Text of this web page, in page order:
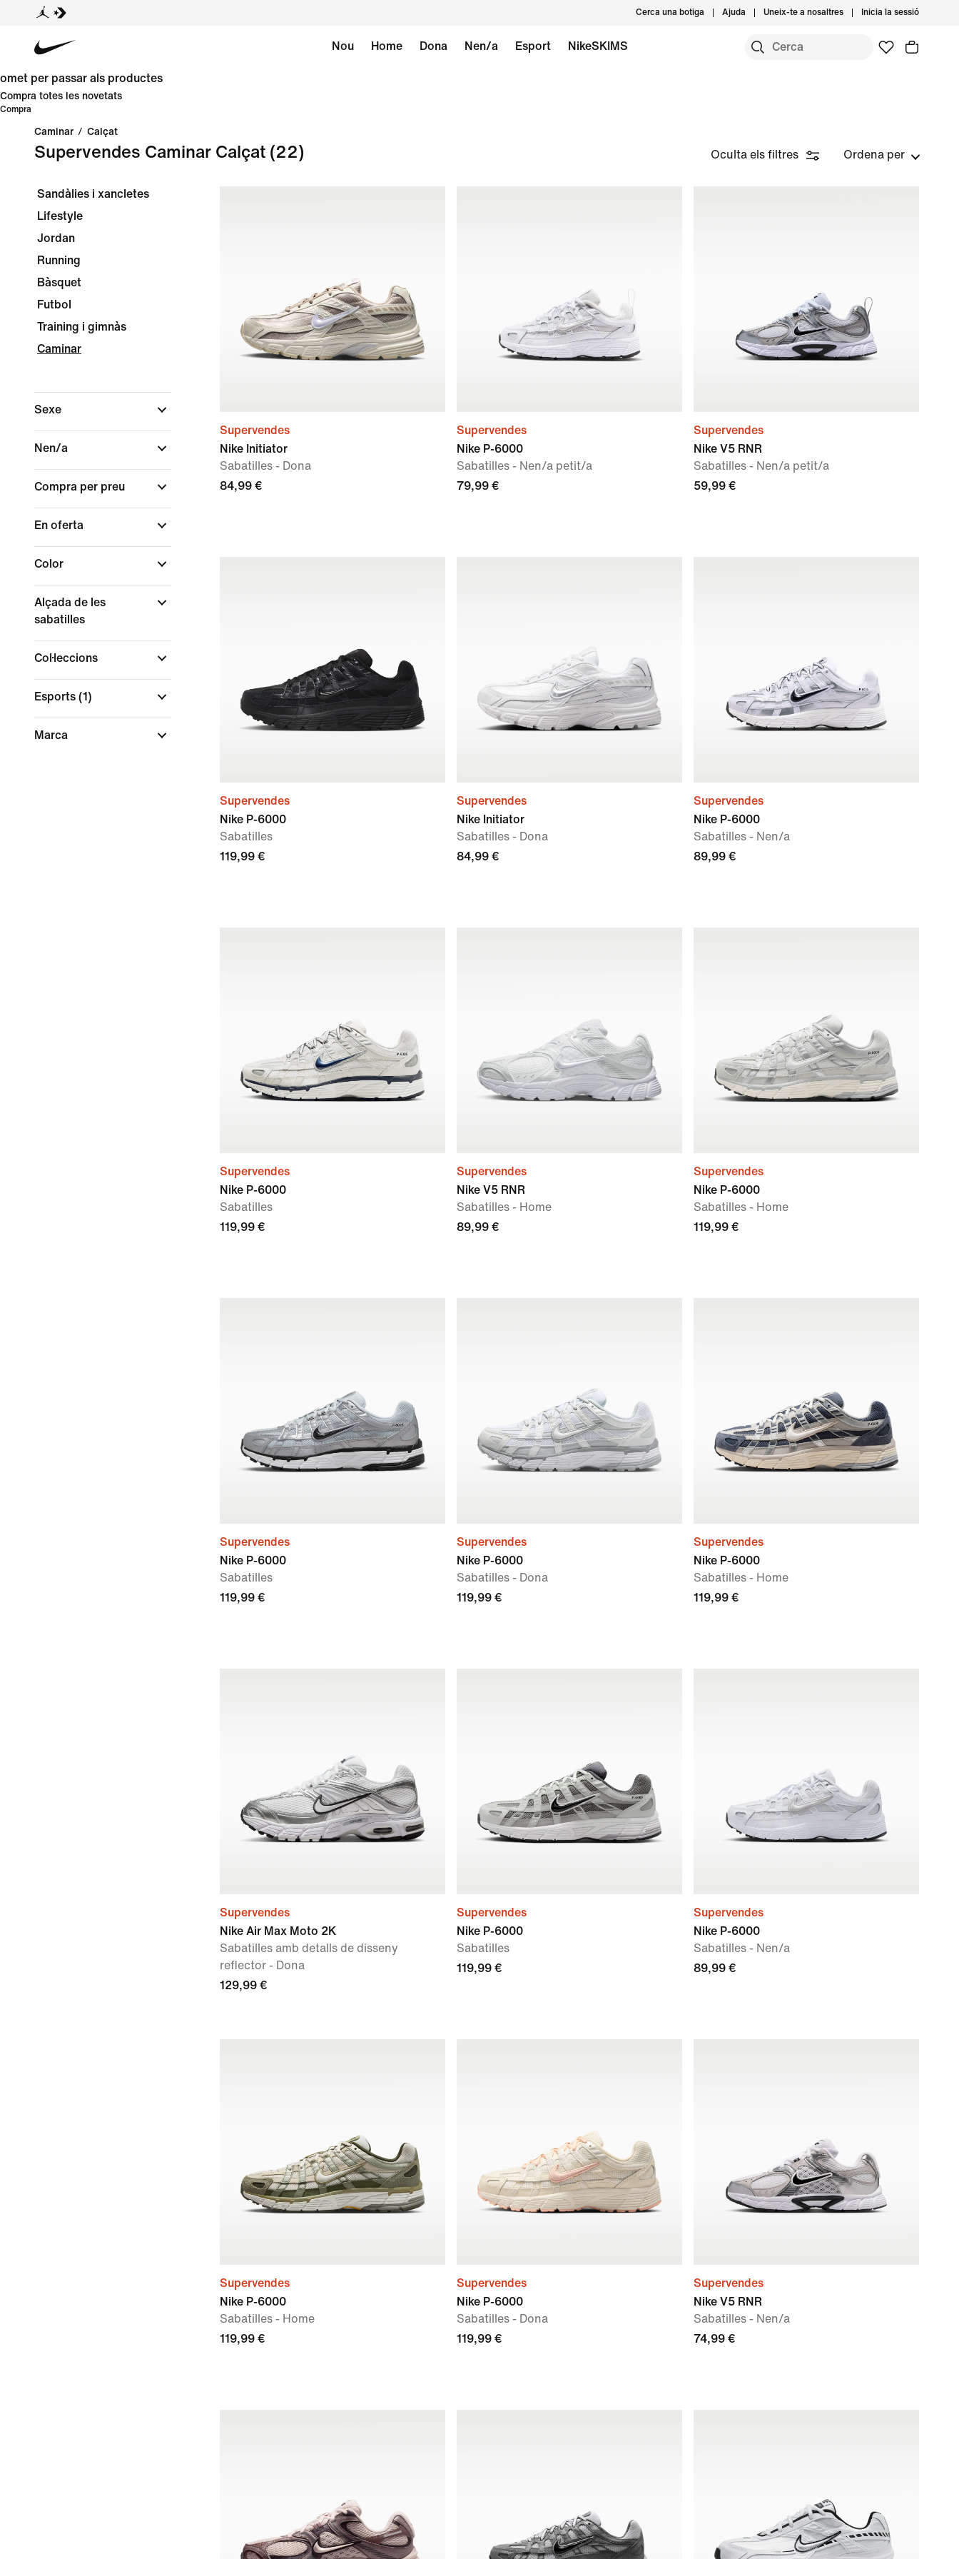
Cerca una botiga Ajuda Uneix-te a nosaltres Inicia la sessió
Nou Home Dona Nen/a Esport NikeSKIMS
omet per passar als productes
Compra totes les novetats
Compra
Caminar / Calçat
Supervendes Caminar Calçat (22) Oculta els filtres Ordena per
Sandàlies i xancletes
Lifestyle
Jordan
Running
Bàsquet
Futbol
Training i gimnàs
Caminar
Sexe
Nen/a
Compra per preu
En oferta
Color
Alçada de les
sabatilles
Col·leccions
Esports (1)
Marca
Supervendes
Nike Initiator
Sabatilles - Dona
84,99 €
Supervendes
Nike P-6000
Sabatilles - Nen/a petit/a
79,99 €
Supervendes
Nike V5 RNR
Sabatilles - Nen/a petit/a
59,99 €
Supervendes
Nike P-6000
Sabatilles
119,99 €
Supervendes
Nike Initiator
Sabatilles - Dona
84,99 €
Supervendes
Nike P-6000
Sabatilles - Nen/a
89,99 €
Supervendes
Nike P-6000
Sabatilles
119,99 €
Supervendes
Nike V5 RNR
Sabatilles - Home
89,99 €
Supervendes
Nike P-6000
Sabatilles - Home
119,99 €
Supervendes
Nike P-6000
Sabatilles
119,99 €
Supervendes
Nike P-6000
Sabatilles - Dona
119,99 €
Supervendes
Nike P-6000
Sabatilles - Home
119,99 €
Supervendes
Nike Air Max Moto 2K
Sabatilles amb detalls de disseny
reflector - Dona
129,99 €
Supervendes
Nike P-6000
Sabatilles
119,99 €
Supervendes
Nike P-6000
Sabatilles - Nen/a
89,99 €
Supervendes
Nike P-6000
Sabatilles - Home
119,99 €
Supervendes
Nike P-6000
Sabatilles - Dona
119,99 €
Supervendes
Nike V5 RNR
Sabatilles - Nen/a
74,99 €